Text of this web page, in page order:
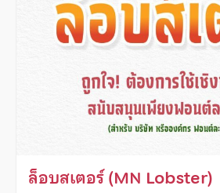
ล็อบสเตอร์ (MN Lobster)